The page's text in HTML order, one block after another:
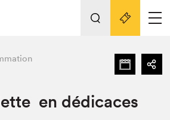
au Salon
Nos activités
en dédicaces